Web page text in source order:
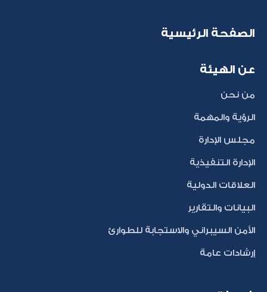
الصفحة الرئيسية
عن الهيئة
من نحن
الرؤية والمهمة
مجلس الإدارة
الإدارة التنفيذية
العلاقات الدولية
البيانات والتقارير
الأمن السيبراني والاستجابة للطوارئ
إرشادات عامة